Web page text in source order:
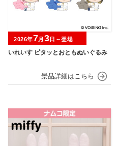
いれいす ピタッとおともぬいぐるみ
2026年7月 3日～登場